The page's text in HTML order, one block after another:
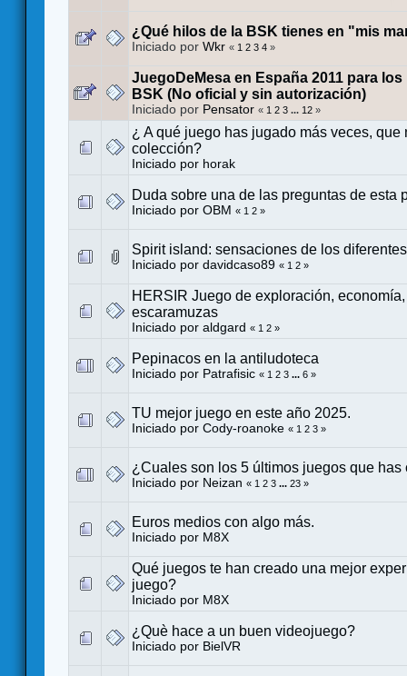
¿Qué hilos de la BSK tienes en "mis
Iniciado por Wkr « 1 2 3 4 »
JuegoDeMesa en España 2011 para
BSK (No oficial y sin autorización)
Iniciado por Pensator « 1 2 3 ... 12 »
¿ A qué juego has jugado más veces, que
colección?
Iniciado por horak
Duda sobre una de las preguntas de esta
Iniciado por OBM « 1 2 »
Spirit island: sensaciones de los
Iniciado por davidcaso89 « 1 2 »
HERSIR Juego de exploración,
escaramuzas
Iniciado por aldgard « 1 2 »
Pepinacos en la antiludoteca
Iniciado por Patrafisic « 1 2 3 ... 6 »
TU mejor juego en este año 2025.
Iniciado por Cody-roanoke « 1 2 3 »
¿Cuales son los 5 últimos juegos que has
Iniciado por Neizan « 1 2 3 ... 23 »
Euros medios con algo más.
Iniciado por M8X
Qué juegos te han creado una mejor
juego?
Iniciado por M8X
¿Què hace a un buen videojuego?
Iniciado por BielVR